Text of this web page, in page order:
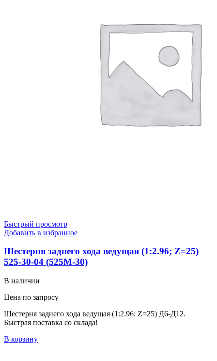
Быстрый просмотр
Добавить в избранное
Шестерня заднего хода ведущая (1:2.96; Z=25)
525-30-04 (525М-30)
В наличии
Цена по запросу
Шестерня заднего хода ведущая (1:2.96; Z=25) Д6-Д12.
Быстрая поставка со склада!
В корзину